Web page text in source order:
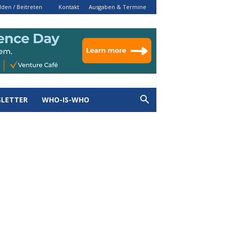
/ Beitreten Kontakt Ausgaben & Termine
WHO-IS-WHO